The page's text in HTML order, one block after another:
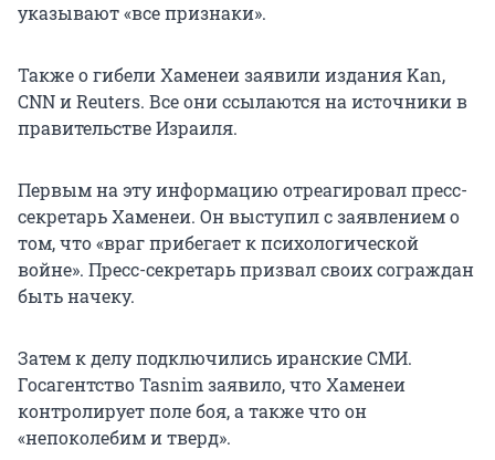
указывают «все признаки».
Также о гибели Хаменеи заявили издания Kan,
CNN и Reuters. Все они ссылаются на источники в
правительстве Израиля.
Первым на эту информацию отреагировал пресс-
секретарь Хаменеи. Он выступил с заявлением о
том, что «враг прибегает к психологической
войне». Пресс-секретарь призвал своих сограждан
быть начеку.
Затем к делу подключились иранские СМИ.
Госагентство Tasnim заявило, что Хаменеи
контролирует поле боя, а также что он
«непоколебим и тверд».